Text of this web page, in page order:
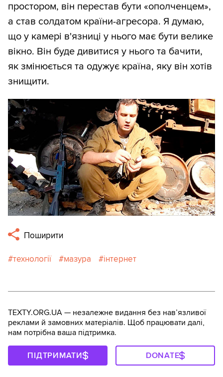
простором, він перестав бути «ополченцем»,
а став солдатом країни-агресора. Я думаю,
що у камері в'язниці у нього має бути велике
вікно. Він буде дивитися у нього та бачити,
як змінюється та одужує країна, яку він хотів
знищити.
Поширити
технології мазура інтернет
TEXTY.ORG.UA — незалежне видання без навʼязливої
реклами й замовних матеріалів. Щоб працювати далі,
нам потрібна ваша підтримка.
ПІДТРИМАТИ DONATE